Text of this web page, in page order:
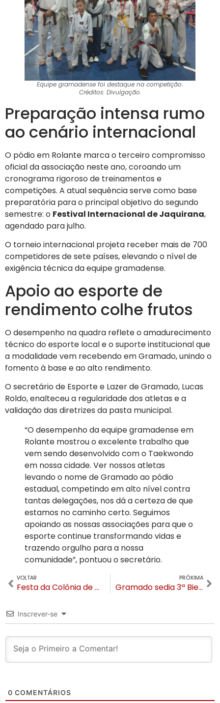
Equipe gramadense foi destaque na competição.
Créditos: Divulgação.
Preparação intensa rumo
ao cenário internacional
O pódio em Rolante marca o terceiro compromisso
oficial da associação neste ano, coroando um
cronograma rigoroso de treinamentos e
competições. A atual sequência serve como base
preparatória para o principal objetivo do segundo
semestre: o Festival Internacional de Jaquirana,
agendado para julho.
O torneio internacional projeta receber mais de 700
competidores de sete países, elevando o nível de
exigência técnica da equipe gramadense.
Apoio ao esporte de
rendimento colhe frutos
O desempenho na quadra reflete o amadurecimento
técnico do esporte local e o suporte institucional que
a modalidade vem recebendo em Gramado, unindo o
fomento à base e ao alto rendimento.
O secretário de Esporte e Lazer de Gramado, Lucas
Roldo, enalteceu a regularidade dos atletas e a
validação das diretrizes da pasta municipal.
“O desempenho da equipe gramadense em
Rolante mostrou o excelente trabalho que
vem sendo desenvolvido com o Taekwondo
em nossa cidade. Ver nossos atletas
levando o nome de Gramado ao pódio
estadual, competindo em alto nível contra
tantas delegações, nos dá a certeza de que
estamos no caminho certo. Seguimos
apoiando as nossas associações para que o
esporte continue transformando vidas e
trazendo orgulho para a nossa
comunidade”, pontuou o secretário.
VOLTAR
Festa da Colônia de Gramado supera recordes e cresce 20% em 2026
PRÓXIMA
Gramado sedia 3ª Bienal Internacional de Arte em Vidro Ibero-Americano com a presença do criador da estrela da Sagrada Família
Inscrever-se
0 COMENTÁRIOS